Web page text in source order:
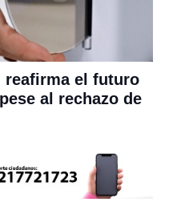
reafirma el futuro
al rechazo de